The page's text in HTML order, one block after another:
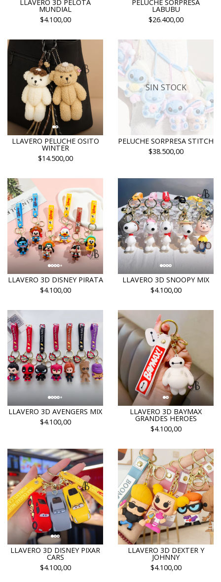
LLAVERO 3D PELOTA
MUNDIAL
$4.100,00
PELUCHE SORPRESA
LABUBU
$26.400,00
LLAVERO PELUCHE OSITO
WINTER
$14.500,00
SIN STOCK
PELUCHE SORPRESA STITCH
$38.500,00
LLAVERO 3D DISNEY PIRATA
$4.100,00
LLAVERO 3D SNOOPY MIX
$4.100,00
LLAVERO 3D AVENGERS MIX
$4.100,00
LLAVERO 3D BAYMAX
GRANDES HEROES
$4.100,00
LLAVERO 3D DISNEY PIXAR
CARS
$4.100,00
LLAVERO 3D DEXTER Y
JOHNNY
$4.100,00